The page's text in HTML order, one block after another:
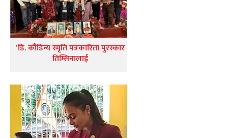
‘डि. कौडिन्य स्मृति पत्रकारिता पुरस्कार
तिम्सिनालाई